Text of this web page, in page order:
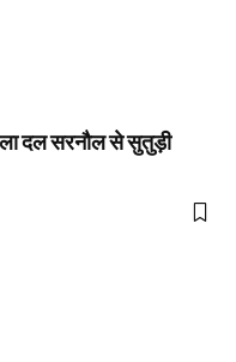
दल सरनौल से सुतुड़ी